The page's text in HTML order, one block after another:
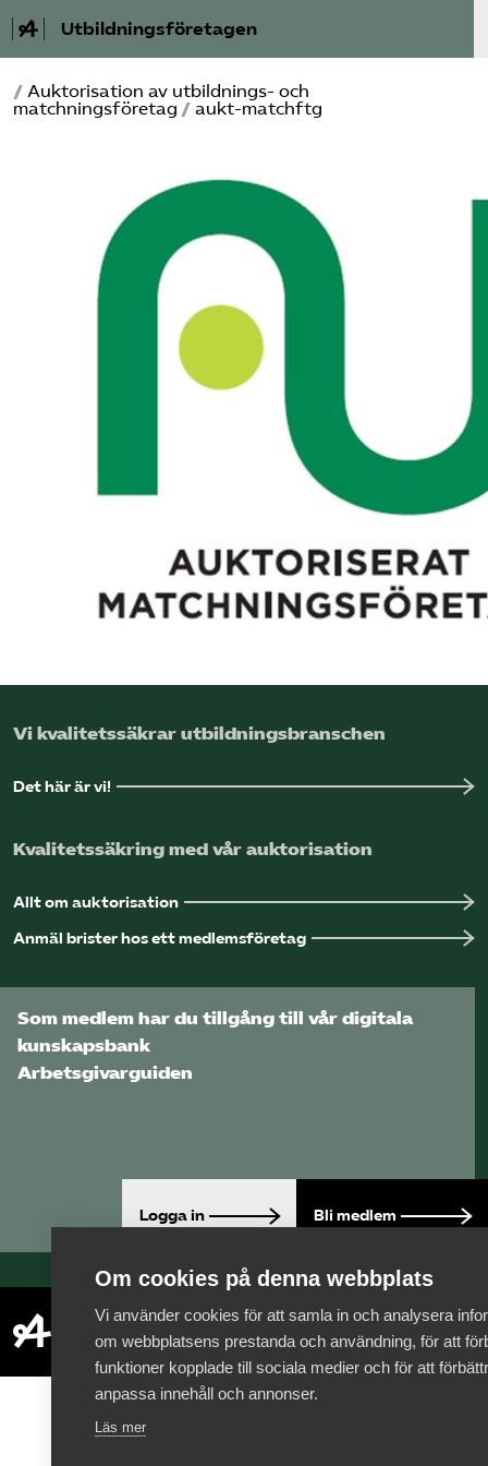
Utbildningsföretagen
Bli medlem
Våra frågor
Auktorisation
Mina sidor (almega.se)
Sök på utbildningsforetagen.se
/ Auktorisation av utbildnings- och
matchningsföretag / aukt-matchftg
Vi kvalitetssäkrar utbildningsbranschen
Det här är vi!
Kvalitetssäkring med vår auktorisation
Allt om auktorisation
Anmäl brister hos ett medlemsföretag
Som medlem har du tillgång till vår digitala
kunskapsbank
Arbetsgivarguiden
Logga in Bli medlem
Om cookies på denna webbplats
Vi använder cookies för att samla in och analysera
om webbplatsens prestanda och användning, för att
funktioner kopplade till sociala medier och för att
anpassa innehåll och annonser.
Läs mer